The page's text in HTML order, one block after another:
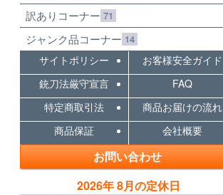
訳ありコーナー 71
ジャンク品コーナー 14
サイトポリシー
お客様安全ガイド
銃刀法厳守宣言
FAQ
特定商取引法
商品お届けの流れ
商品保証
会社概要
お問い合わせ
2026年 8月の定休日